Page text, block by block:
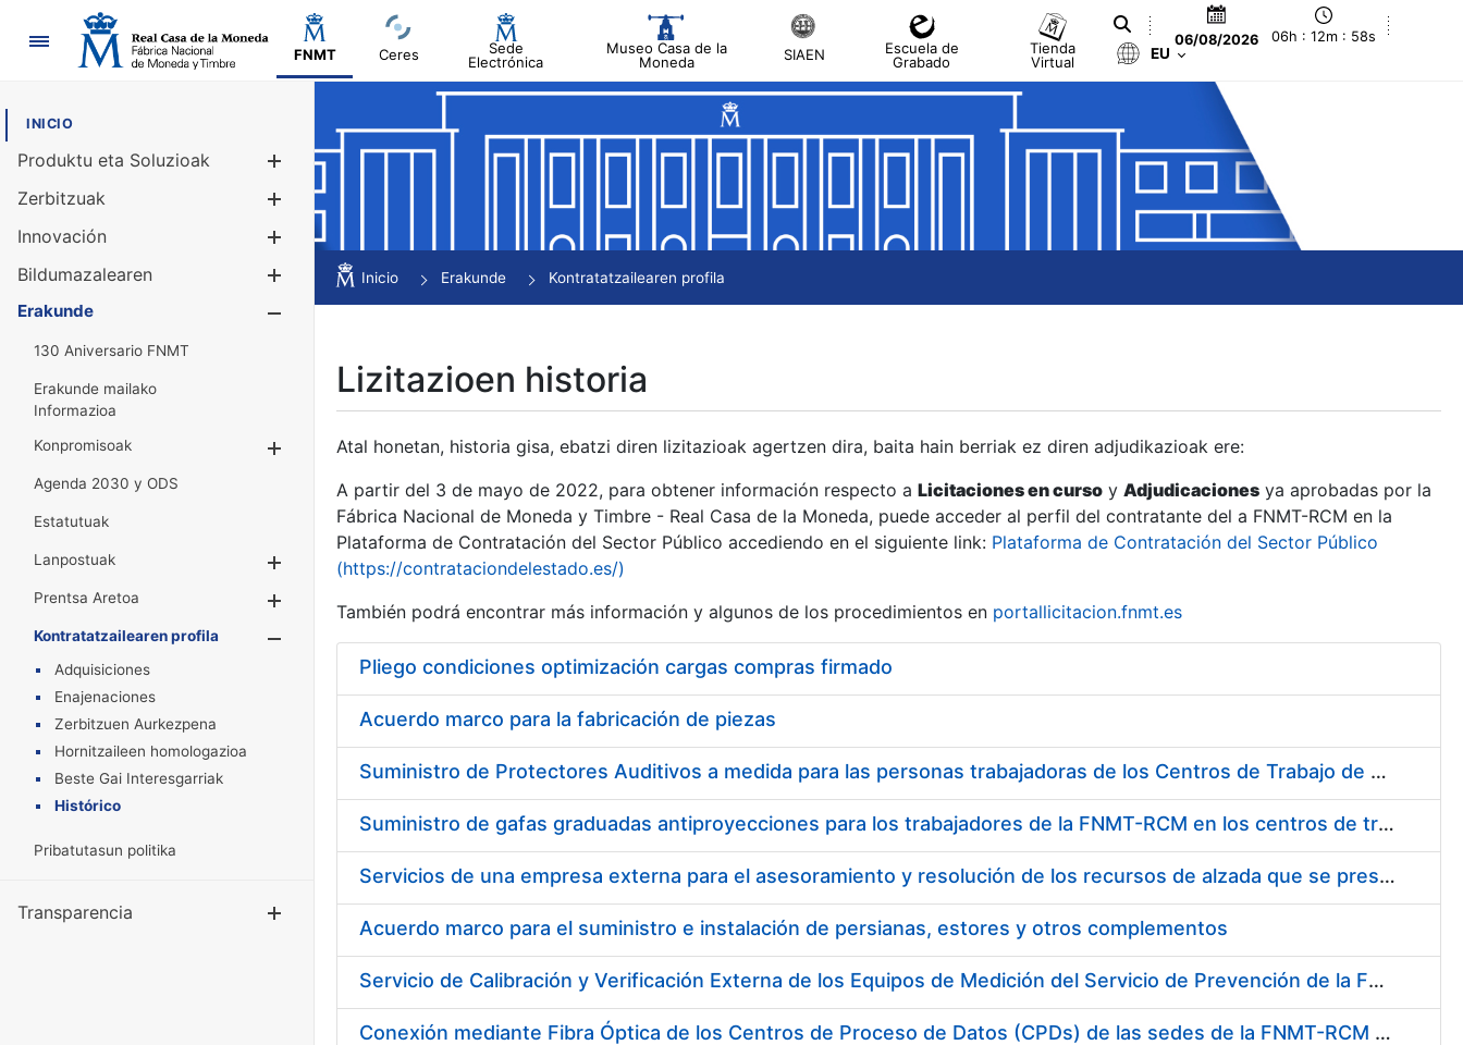
Nabigazioa
FNMT Ceres
Sede
Electrónica
Museo Casa de la
Moneda
SIAEN
Escuela de
Grabado
Tienda
Virtual
06/08/2026 06h : 12m : 59s
EU
INICIO
Produktu eta Soluzioak
Erakutsi/Ezkutatu
Zerbitzuak
Innovación
Bildumazalearen
Erakutsi/Ezkutatu
Erakunde
130 Aniversario FNMT
Erakunde mailako
Informazioa
Konpromisoak
Erakutsi/Ezkutatu
Agenda 2030 y ODS
Estatutuak
Lanpostuak
Erakutsi/Ezkutatu
Prentsa Aretoa
Erakutsi/Ezkutatu
Kontratatzailearen profila
Erakutsi/Ezkutatu
Adquisiciones
Enajenaciones
Zerbitzuen Aurkezpena
Hornitzaileen homologazioa
Beste Gai Interesgarriak
Histórico
Pribatutasun politika
Transparencia Erakutsi/Ezkutatu
Inicio Erakunde Kontratatzailearen profila
Lizitazioen historia
Atal honetan, historia gisa, ebatzi diren lizitazioak agertzen dira, baita hain berriak ez diren adjudikazioak ere:
A partir del 3 de mayo de 2022, para obtener información respecto a Licitaciones en curso y Adjudicaciones ya aprobadas por la
Fábrica Nacional de Moneda y Timbre - Real Casa de la Moneda, puede acceder al perfil del contratante del a FNMT-RCM en la
Plataforma de Contratación del Sector Público accediendo en el siguiente link: Plataforma de Contratación del Sector Público
(https://contrataciondelestado.es/)
También podrá encontrar más información y algunos de los procedimientos en portallicitacion.fnmt.es
Pliego condiciones optimización cargas compras firmado
Acuerdo marco para la fabricación de piezas
Suministro de Protectores Auditivos a medida para las personas trabajadoras de los Centros de Trabajo de Madrid y Burgos
Suministro de gafas graduadas antiproyecciones para los trabajadores de la FNMT-RCM en los centros de trabajo de Madrid y Burgos
Servicios de una empresa externa para el asesoramiento y resolución de los recursos de alzada que se presentan relacionados con procesos de selección para la FNMT-RCM
Acuerdo marco para el suministro e instalación de persianas, estores y otros complementos
Servicio de Calibración y Verificación Externa de los Equipos de Medición del Servicio de Prevención de la FNMT-RCM
Conexión mediante Fibra Óptica de los Centros de Proceso de Datos (CPDs) de las sedes de la FNMT-RCM de Burgos y Madrid